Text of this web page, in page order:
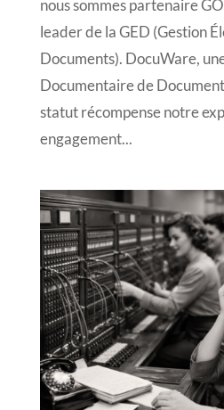
nous sommes partenaire
leader de la GED (Gestion
Documents). DocuWare,
Documentaire de
statut récompense notre
engagement...